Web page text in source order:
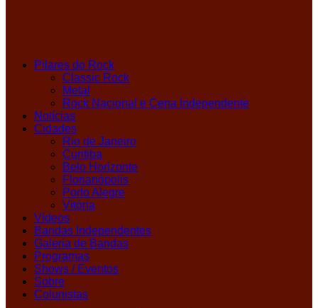
Pilares do Rock
Classic Rock
Metal
Rock Nacional e Cena Independente
Notícias
Cidades
Rio de Janeiro
Curitiba
Belo Horizonte
Florianópolis
Porto Alegre
Vitória
Vídeos
Bandas Independentes
Galeria de Bandas
Programas
Shows / Eventos
Sobre
Colunistas